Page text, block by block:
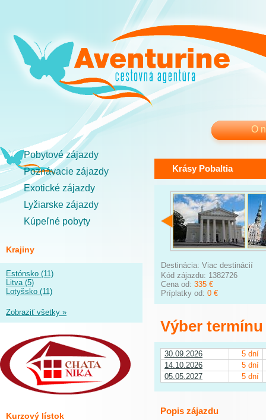
O
Pobytové zájazdy
Poznávacie zájazdy
Exotické zájazdy
Lyžiarske zájazdy
Kúpeľné pobyty
Krajiny
Estónsko (11)
Litva (5)
Lotyšsko (11)
Zobraziť všetky »
Kurzový lístok
Krásy Pobaltia
Destinácia: Viac destinácií
Kód zájazdu: 1382726
Cena od: 335 €
Príplatky od: 0 €
Výber termínu
30.09.2026
5 dní
14.10.2026
5 dní
05.05.2027
5 dní
Popis zájazdu